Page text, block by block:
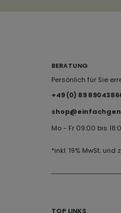
BERATUNG
Persönlich für Sie
+49 (0) 89
Mo - Fr 09:00 bis
*inkl. 19% MwSt.
TOP LINKS